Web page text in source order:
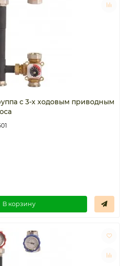
с 3-х ходовым приводным
В корзину